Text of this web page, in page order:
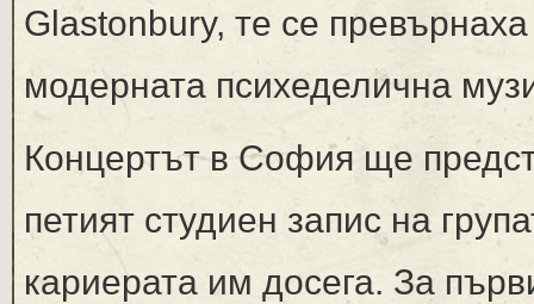
Glastonbury, те се
модерната психеделична
Концертът в София ще
петият студиен запис на
кариерата им досега. За